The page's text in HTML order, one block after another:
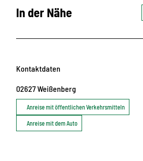
In der Nähe
Kontaktdaten
02627Weißenberg
Anreise mit öffentlichen Verkehrsmitteln
Anreise mit dem Auto